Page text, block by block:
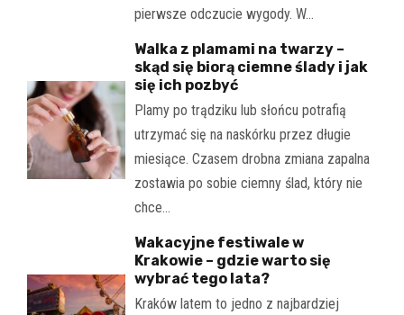
pierwsze odczucie wygody. W…
Walka z plamami na twarzy –
skąd się biorą ciemne ślady i jak
się ich pozbyć
Plamy po trądziku lub słońcu potrafią
utrzymać się na naskórku przez długie
miesiące. Czasem drobna zmiana zapalna
zostawia po sobie ciemny ślad, który nie
chce…
Wakacyjne festiwale w
Krakowie – gdzie warto się
wybrać tego lata?
Kraków latem to jedno z najbardziej